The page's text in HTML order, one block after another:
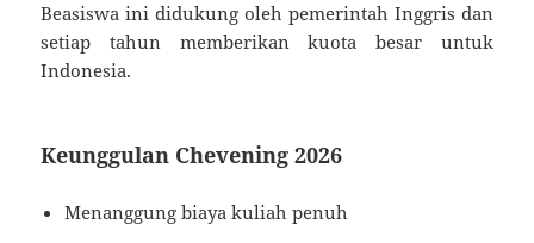
Beasiswa ini didukung oleh pemerintah Inggris dan
setiap tahun memberikan kuota besar untuk
Indonesia.
Keunggulan Chevening 2026
Menanggung biaya kuliah penuh